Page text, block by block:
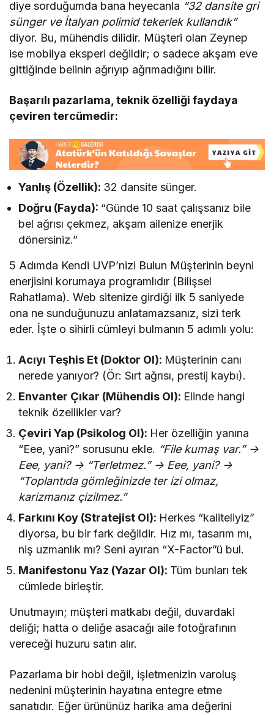
diye sorduğumda bana heyecanla “32 dansite gri
sünger ve İtalyan polimid tekerlek kullandık”
diyor. Bu, mühendis dilidir. Müşteri olan Zeynep
ise mobilya eksperi değildir; o sadece akşam eve
gittiğinde belinin ağrıyıp ağrımadığını bilir.
Başarılı pazarlama, teknik özelliği faydaya
çeviren tercümedir:
Yanlış (Özellik): 32 dansite sünger.
Doğru (Fayda): “Günde 10 saat çalışsanız bile
bel ağrısı çekmez, akşam ailenize enerjik
dönersiniz.”
5 Adımda Kendi UVP’nizi Bulun Müşterinin beyni
enerjisini korumaya programlıdır (Bilişsel
Rahatlama). Web sitenize girdiği ilk 5 saniyede
ona ne sunduğunuzu anlatamazsanız, sizi terk
eder. İşte o sihirli cümleyi bulmanın 5 adımlı yolu:
Acıyı Teşhis Et (Doktor Ol): Müşterinin canı
nerede yanıyor? (Ör: Sırt ağrısı, prestij kaybı).
Envanter Çıkar (Mühendis Ol): Elinde hangi
teknik özellikler var?
Çeviri Yap (Psikolog Ol): Her özelliğin yanına
“Eee, yani?” sorusunu ekle. “File kumaş var.” ->
Eee, yani? -> “Terletmez.” -> Eee, yani? ->
“Toplantıda gömleğinizde ter izi olmaz,
karizmanız çizilmez.”
Farkını Koy (Stratejist Ol): Herkes “kaliteliyiz”
diyorsa, bu bir fark değildir. Hız mı, tasarım mı,
niş uzmanlık mı? Seni ayıran “X-Factor”ü bul.
Manifestonu Yaz (Yazar Ol): Tüm bunları tek
cümlede birleştir.
Unutmayın; müşteri matkabı değil, duvardaki
deliği; hatta o deliğe asacağı aile fotoğrafının
vereceği huzuru satın alır.
Pazarlama bir hobi değil, işletmenizin varoluş
nedenini müşterinin hayatına entegre etme
sanatıdır. Eğer ürününüz harika ama değerini